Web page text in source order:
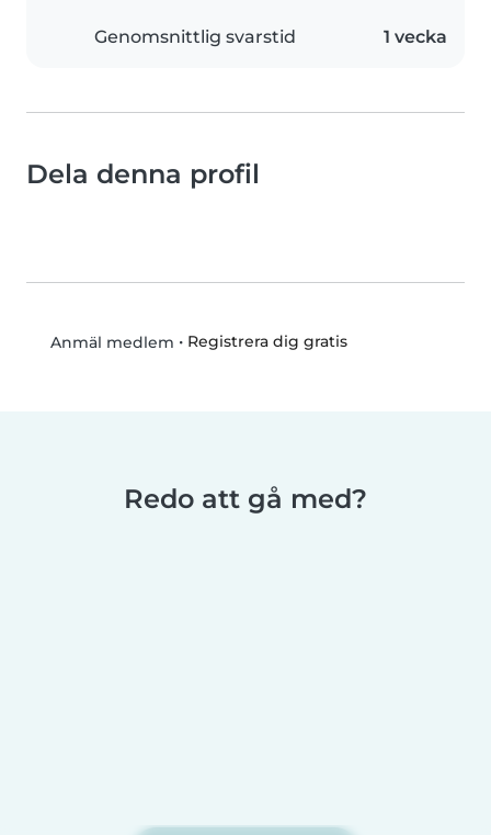
Genomsnittlig svarstid 1 vecka
Dela denna profil
Anmäl medlem • Registrera dig gratis
Redo att gå med?